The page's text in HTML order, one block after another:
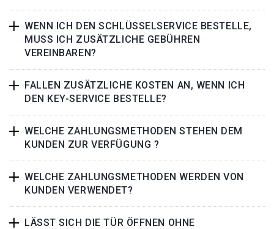
WENN ICH DEN SCHLÜSSELSERVICE BESTELLE,
MUSS ICH ZUSÄTZLICHE GEBÜHREN
VEREINBAREN?
FALLEN ZUSÄTZLICHE KOSTEN AN, WENN ICH
DEN KEY-SERVICE BESTELLE?
WELCHE ZAHLUNGSMETHODEN STEHEN DEM
KUNDEN ZUR VERFÜGUNG ?
WELCHE ZAHLUNGSMETHODEN WERDEN VON
KUNDEN VERWENDET?
LÄSST SICH DIE TÜR ÖFFNEN OHNE